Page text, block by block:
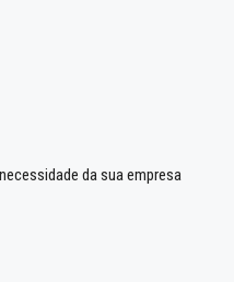
da sua empresa